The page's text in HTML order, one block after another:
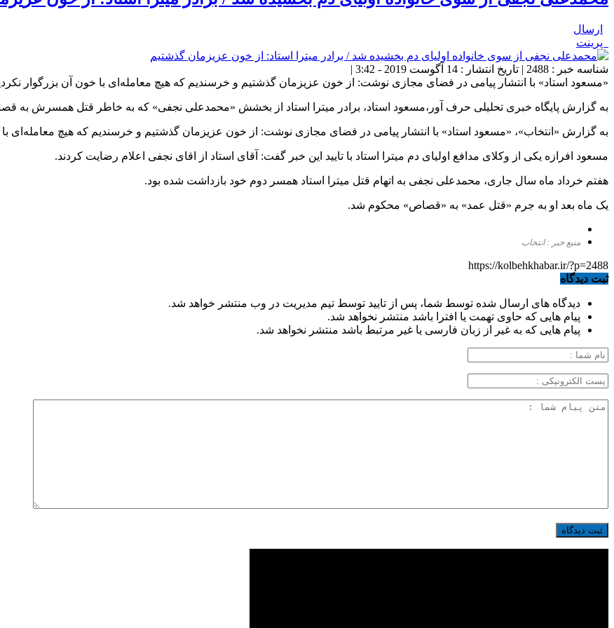
ارسال
پرینت
شناسه خبر : 2488 | تاریخ انتشار : 14 آگوست 2019 - 3:42 |
«مسعود استاد» با انتشار پیامی در فضای مجازی نوشت: از خون عزیزمان گذشتیم و خرسندیم که هیچ معامله‌ای با خون آن بزرگوار
به گزارش پایگاه خبری تحلیلی حرف آور،مسعود استاد، برادر میترا استاد از بخشش «محمدعلی نجفی» که به خاطر قتل همسرش به
به گزارش «انتخاب»، «مسعود استاد» با انتشار پیامی در فضای مجازی نوشت: از خون عزیزمان گذشتیم و خرسندیم که هیچ معامله‌ای با
مسعود افرازه یکی از وکلای مدافع اولیای دم میترا استاد با تایید این خبر گفت: آقای استاد از اقای نجفی اعلام رضایت کردند.
هفتم خرداد ماه سال جاری، محمدعلی نجفی به اتهام قتل میترا استاد همسر دوم خود بازداشت شده بود.
یک ماه بعد او به جرم «قتل عمد» به «قصاص» محکوم شد.
منبع خبر : انتخاب
https://kolbehkhabar.ir/?p=2488
ثبت دیدگاه
دیدگاه های ارسال شده توسط شما، پس از تایید توسط تیم مدیریت در وب منتشر خواهد شد.
پیام هایی که حاوی تهمت یا افترا باشد منتشر نخواهد شد.
پیام هایی که به غیر از زبان فارسی یا غیر مرتبط باشد منتشر نخواهد شد.